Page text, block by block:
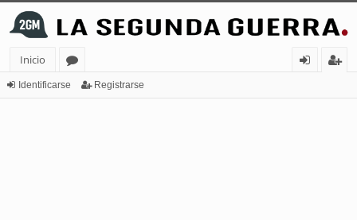
Inicio
or
Identificarse Registrarse